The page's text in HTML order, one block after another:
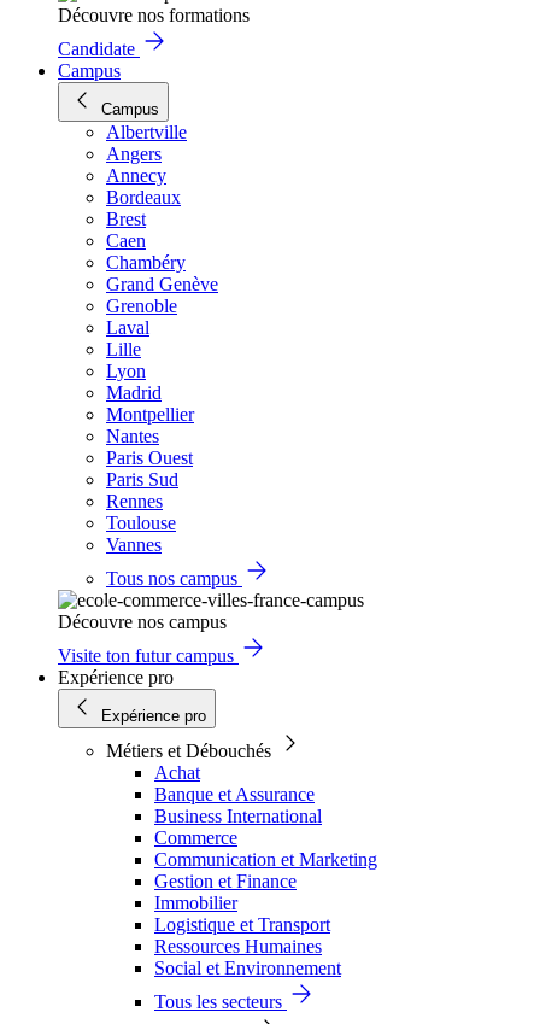
Découvre nos formations
Candidate
Campus
Campus
Albertville
Angers
Annecy
Bordeaux
Brest
Caen
Chambéry
Grand Genève
Grenoble
Laval
Lille
Lyon
Madrid
Montpellier
Nantes
Paris Ouest
Paris Sud
Rennes
Toulouse
Vannes
Tous nos campus
Découvre nos campus
Visite ton futur campus
Expérience pro
Expérience pro
Métiers et Débouchés
Achat
Banque et Assurance
Business International
Commerce
Communication et Marketing
Gestion et Finance
Immobilier
Logistique et Transport
Ressources Humaines
Social et Environnement
Tous les secteurs